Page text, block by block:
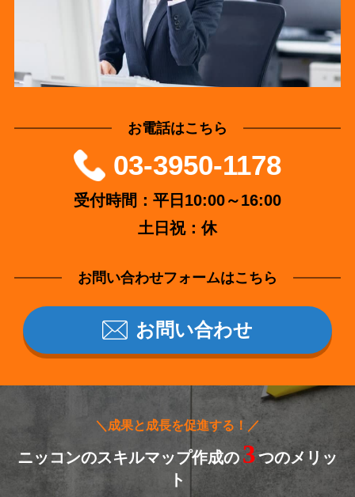
お電話はこちら
03-3950-1178
受付時間：平日10:00～16:00
土日祝：休
お問い合わせフォームはこちら
お問い合わせ
＼成果と成長を促進する！／
ニッコンのスキルマップ作成の 3つのメリッ
ト